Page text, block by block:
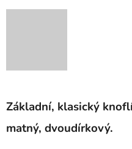
Základní, klasický
matný, dvoudírkový.